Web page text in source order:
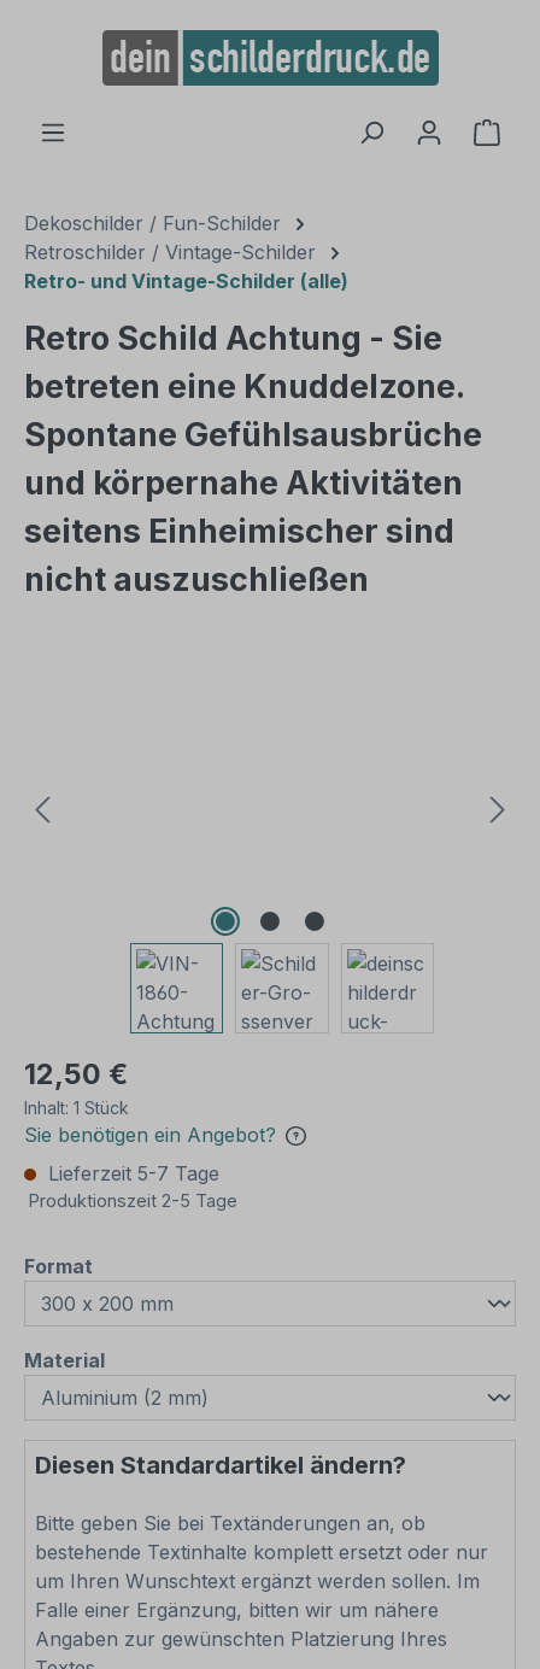
springen
Dekoschilder / Fun-Schilder
Retroschilder / Vintage-Schilder
Retro- und Vintage-Schilder (alle)
Retro Schild Achtung - Sie
betreten eine Knuddelzone.
Spontane Gefühlsausbrüche
und körpernahe Aktivitäten
seitens Einheimischer sind
nicht auszuschließen
12,50 €
Inhalt: 1 Stück
Sie benötigen ein Angebot?
Lieferzeit 5-7 Tage
Produktionszeit 2-5 Tage
Format
Materialauswählen
Diesen Standardartikel ändern?
Bitte geben Sie bei Textänderungen an, ob
bestehende Textinhalte komplett ersetzt oder nur
um Ihren Wunschtext ergänzt werden sollen. Im
Falle einer Ergänzung, bitten wir um nähere
Angaben zur gewünschten Platzierung Ihres